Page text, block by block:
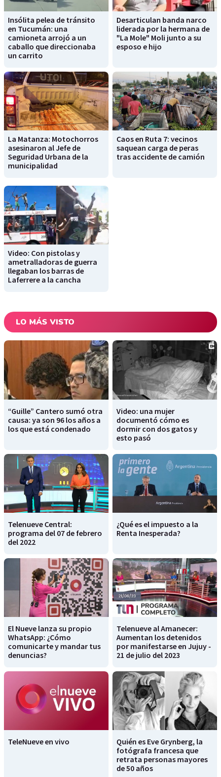
Insólita pelea de tránsito
en Tucumán: una
camioneta arrojó a un
caballo que direccionaba
un carrito
Desarticulan banda narco
liderada por la hermana de
"La Mole" Moli junto a su
esposo e hijo
La Matanza: Motochorros
asesinaron al Jefe de
Seguridad Urbana de la
municipalidad
Caos en Ruta 7: vecinos
saquean carga de peras
tras accidente de camión
Video: Con pistolas y
ametralladoras de guerra
llegaban los barras de
Laferrere a la cancha
LO MÁS VISTO
“Guille” Cantero sumó otra
causa: ya son 96 los años a
los que está condenado
Video: una mujer
documentó cómo es
dormir con dos gatos y
esto pasó
Telenueve Central:
programa del 07 de febrero
del 2022
¿Qué es el impuesto a la
Renta Inesperada?
El Nueve lanza su propio
WhatsApp: ¿Cómo
comunicarte y mandar tus
denuncias?
Telenueve al Amanecer:
Aumentan los detenidos
por manifestarse en Jujuy -
21 de julio del 2023
TeleNueve en vivo
Quién es Eve Grynberg, la
fotógrafa francesa que
retrata personas mayores
de 50 años